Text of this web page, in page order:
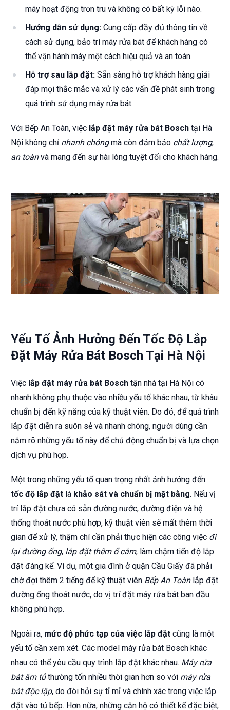
máy hoạt động trơn tru và không có bất kỳ lỗi nào.
Hướng dẫn sử dụng: Cung cấp đầy đủ thông tin về
cách sử dụng, bảo trì máy rửa bát để khách hàng có
thể vận hành máy một cách hiệu quả và an toàn.
Hỗ trợ sau lắp đặt: Sẵn sàng hỗ trợ khách hàng giải
đáp mọi thắc mắc và xử lý các vấn đề phát sinh trong
quá trình sử dụng máy rửa bát.
Với Bếp An Toàn, việc lắp đặt máy rửa bát Bosch tại Hà
Nội không chỉ nhanh chóngmà còn đảm bảo chất lượng,
an toànvà mang đến sự hài lòng tuyệt đối cho khách hàng.
Yếu Tố Ảnh Hưởng Đến Tốc Độ Lắp
Đặt Máy Rửa Bát Bosch Tại Hà Nội
Việc lắp đặt máy rửa bát Bosch tận nhà tại Hà Nội có
nhanh không phụ thuộc vào nhiều yếu tố khác nhau, từ khâu
chuẩn bị đến kỹ năng của kỹ thuật viên. Do đó, để quá trình
lắp đặt diễn ra suôn sẻ và nhanh chóng, người dùng cần
nắm rõ những yếu tố này để chủ động chuẩn bị và lựa chọn
dịch vụ phù hợp.
Một trong những yếu tố quan trọng nhất ảnh hưởng đến
tốc độ lắp đặt là khảo sát và chuẩn bị mặt bằng. Nếu vị
trí lắp đặt chưa có sẵn đường nước, đường điện và hệ
thống thoát nước phù hợp, kỹ thuật viên sẽ mất thêm thời
gian để xử lý, thậm chí cần phải thực hiện các công việc đi
lại đường ống, lắp đặt thêm ổ cắm, làm chậm tiến độ lắp
đặt đáng kể. Ví dụ, một gia đình ở quận Cầu Giấy đã phải
chờ đợi thêm 2 tiếng để kỹ thuật viên Bếp An Toànlắp đặt
đường ống thoát nước, do vị trí đặt máy rửa bát ban đầu
không phù hợp.
Ngoài ra, mức độ phức tạp của việc lắp đặt cũng là một
yếu tố cần xem xét. Các model máy rửa bát Bosch khác
nhau có thể yêu cầu quy trình lắp đặt khác nhau. Máy rửa
bát âm tủthường tốn nhiều thời gian hơn so với máy rửa
bát độc lập, do đòi hỏi sự tỉ mỉ và chính xác trong việc lắp
đặt vào tủ bếp. Hơn nữa, những căn hộ có thiết kế đặc biệt,